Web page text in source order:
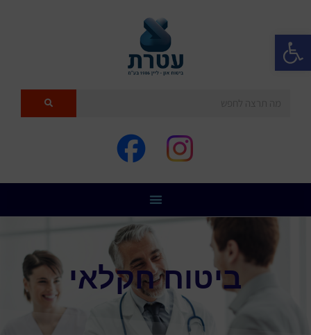
פתח סרגל נגישות
ביטוח חקלאי